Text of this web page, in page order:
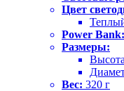
Цвет
Power Bank:
Размеры:
Вес: 320 г